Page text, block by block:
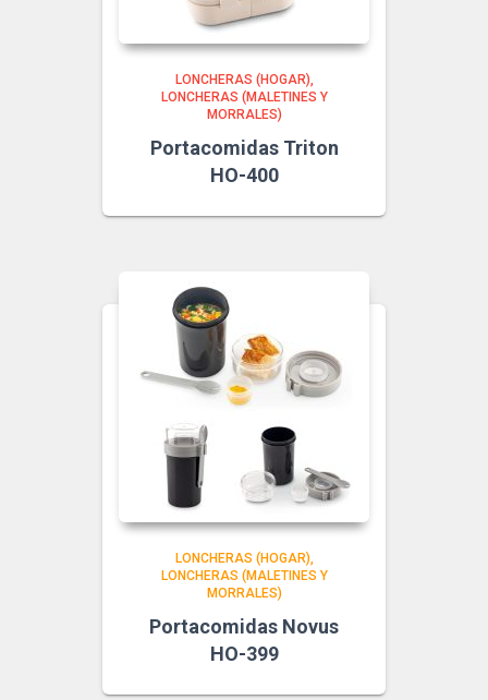
LONCHERAS (HOGAR)
LONCHERAS (MALETINES Y
MORRALES)
Portacomidas Triton
HO-400
LONCHERAS (HOGAR)
LONCHERAS (MALETINES Y
MORRALES)
Portacomidas Novus
HO-399